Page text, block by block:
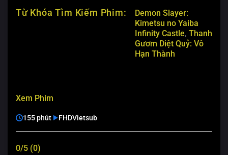
Từ Khóa Tìm Kiếm Phim:
Demon Slayer:
Kimetsu no Yaiba
Infinity Castle, Thanh
Gươm Diệt Quỷ: Vô
Hạn Thành
Xem Phim
155 phút FHDVietsub
0/5 (0)